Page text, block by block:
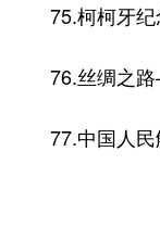
75.柯柯牙纪
76.丝绸之路
77.中国人民